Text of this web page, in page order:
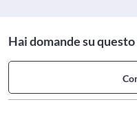
Hai domande su